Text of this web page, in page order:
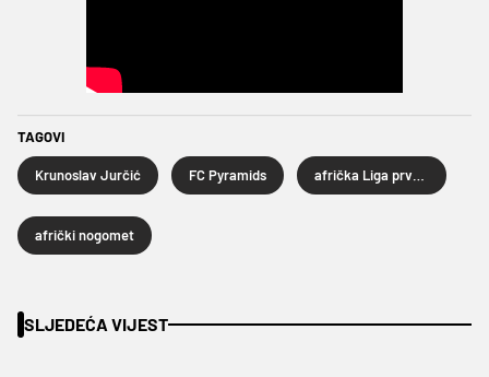
TAGOVI
Krunoslav Jurčić FC Pyramids
afrički nogomet
SLJEDEĆA VIJEST